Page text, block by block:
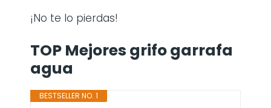
¡No te lo pierdas!
TOP Mejores grifo garrafa
agua
BESTSELLER NO. 1